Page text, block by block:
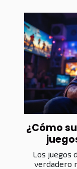
¿Cómo
Los juegos
verdadero